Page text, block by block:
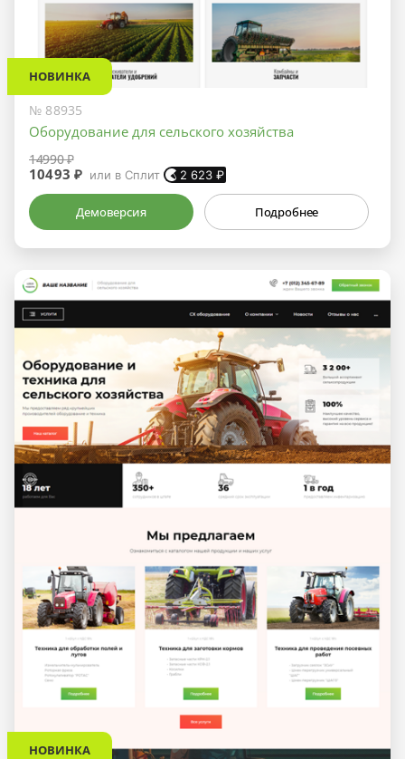
НОВИНКА
№ 88935
Оборудование для сельского хозяйства
14990 ₽
10493 ₽ или в Сплит 2 623 ₽
Демоверсия Подробнее
НОВИНКА